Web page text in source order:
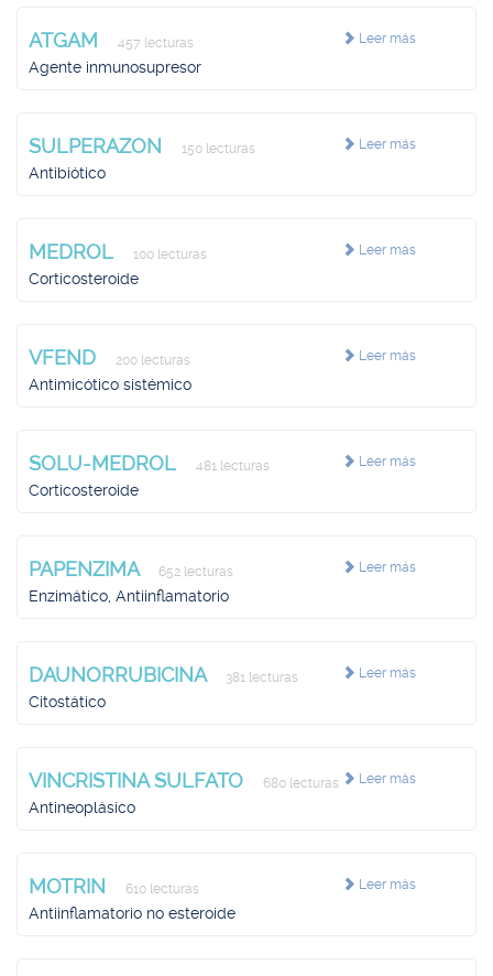
Leer más
ATGAM 457 lecturas
Agente inmunosupresor
Leer más
SULPERAZON 150 lecturas
Antibiótico
Leer más
MEDROL 100 lecturas
Corticosteroide
Leer más
VFEND 200 lecturas
Antimicótico sistémico
Leer más
SOLU-MEDROL 481 lecturas
Corticosteroide
Leer más
PAPENZIMA 652 lecturas
Enzimático, Antiinflamatorio
Leer más
DAUNORRUBICINA 381 lecturas
Citostático
Leer más
VINCRISTINA SULFATO 680 lecturas
Antineoplásico
Leer más
MOTRIN 610 lecturas
Antiinflamatorio no esteroide